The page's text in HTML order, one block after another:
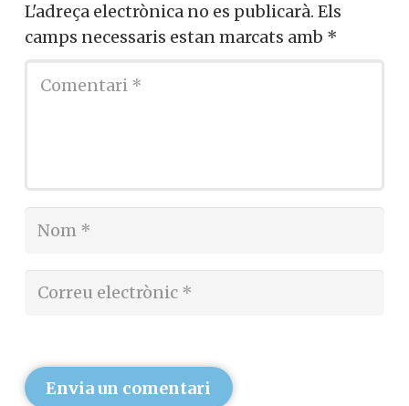
L'adreça electrònica no es publicarà. Els
camps necessaris estan marcats amb *
Envia un comentari